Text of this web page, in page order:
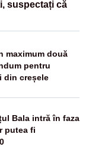
suspectați că
maximum două
pentru
din creșele
Bala intră în faza
putea fi